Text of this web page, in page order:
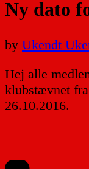
Ny dato
by Ukendt
Hej alle
klubstævnet
26.10.2016.